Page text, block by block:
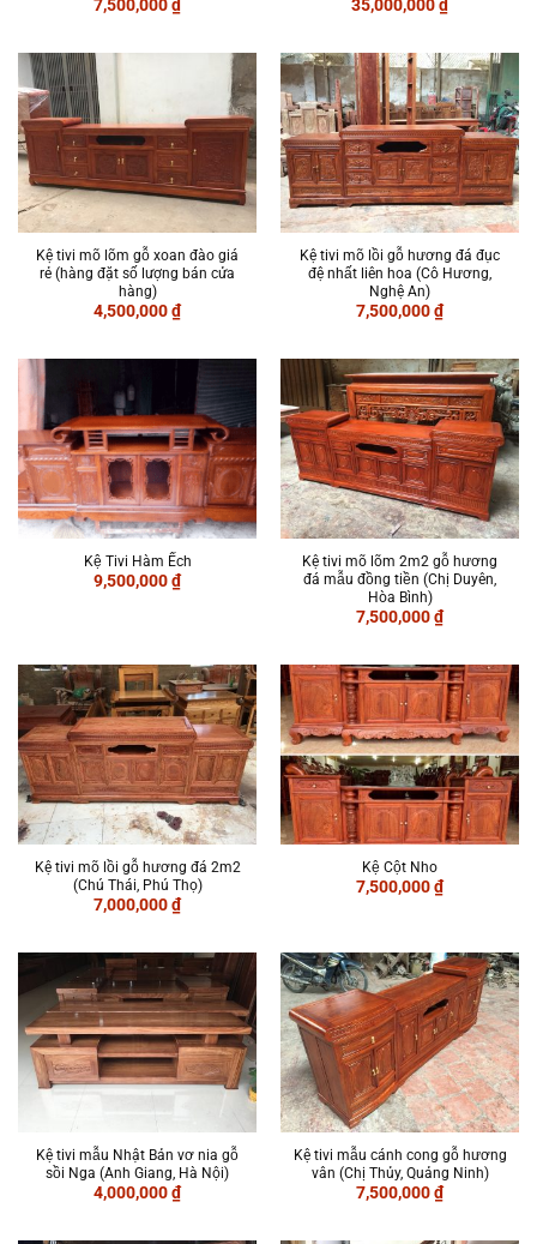
7,500,000₫ 35,000,000₫
Kệ tivi mõ lõm gỗ xoan đào giá
rẻ (hàng đặt số lượng bán cửa
hàng)
4,500,000₫
Kệ tivi mõ lồi gỗ hương đá đục
đệ nhất liên hoa (Cô Hương,
Nghệ An)
7,500,000₫
Kệ Tivi Hàm Ếch
9,500,000₫
Kệ tivi mõ lõm 2m2 gỗ hương
đá mẫu đồng tiền (Chị Duyên,
Hòa Bình)
7,500,000₫
Kệ tivi mõ lồi gỗ hương đá 2m2
(Chú Thái, Phú Thọ)
7,000,000₫
Kệ Cột Nho
7,500,000₫
Kệ tivi mẫu Nhật Bản vơ nia gỗ
sồi Nga (Anh Giang, Hà Nội)
4,000,000₫
Kệ tivi mẫu cánh cong gỗ hương
vân (Chị Thủy, Quảng Ninh)
7,500,000₫